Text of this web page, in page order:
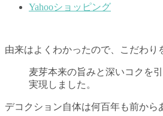
Yahooショッピング
由来はよくわかったので、こだわり
麦芽本来の旨みと深いコクを
実現しました。
デコクション自体は何百年も前か